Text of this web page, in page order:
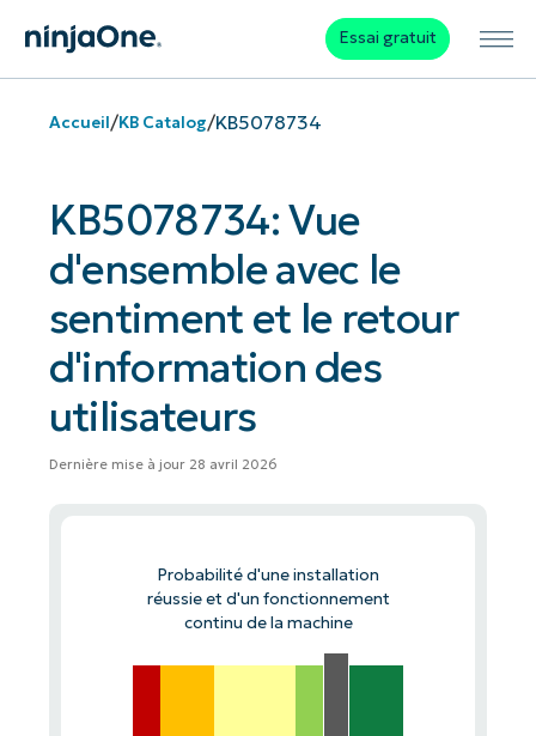
Essai gratuit
Accueil/KB Catalog/KB5078734
KB5078734: Vue
d'ensemble avec le
sentiment et le retour
d'information des
utilisateurs
Dernière mise à jour 28 avril 2026
Probabilité d'une installation
réussie et d'un fonctionnement
continu de la machine